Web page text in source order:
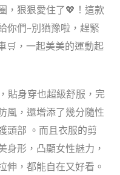
，狠狠愛住了💖！這款
你們~別猶豫啦，趕緊
🛒，一起美美的運動起
貼身穿也超級舒服，完
風，還增添了幾分隨性
頭部 。而且衣服的剪
身形，凸顯女性魅力，
伸，都能自在又好看。